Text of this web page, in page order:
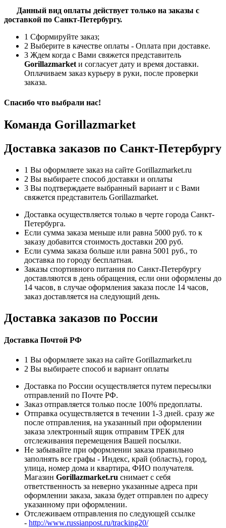
Данный вид оплаты действует только на заказы с
доставкой по Санкт-Петербургу.
1 Сформируйте заказ;
2 Выберите в качестве оплаты - Оплата при доставке.
3 Ждем когда с Вами свяжется представитель
Gorillazmarketи согласует дату и время доставки.
Оплачиваем заказ курьеру в руки, после проверки
заказа.
Спасибо что выбрали нас!
Команда Gorillazmarket
Доставка заказов по Санкт-Петербургу
1 Вы оформляете заказ на сайте Gorillazmarket.ru
2 Вы выбираете способ доставки и оплаты
3 Вы подтверждаете выбранный вариант и с Вами
свяжется представитель Gorillazmarket.
Доставка осуществляется только в черте города Санкт-
Петербурга.
Если сумма заказа меньше или равна 5000 руб. то к
заказу добавится стоимость доставки 200 руб.
Если сумма заказа больше или равна 5001 руб., то
доставка по городу бесплатная.
Заказы спортивного питания по Санкт-Петербургу
доставляются в день обращения, если они оформлены до
14 часов, в случае оформления заказа после 14 часов,
заказ доставляется на следующий день.
Доставка заказов по России
Доставка Почтой РФ
1 Вы оформляете заказ на сайте Gorillazmarket.ru
2 Вы выбираете способ и вариант оплаты
Доставка по России осуществляется путем пересылки
отправлений по Почте РФ.
Заказ отправляется только после 100% предоплаты.
Отправка осуществляется в течении 1-3 дней. сразу же
после отправления, на указанный при оформлении
заказа электронный ящик отправим ТРЕК для
отслеживания перемещения Вашей посылки.
Не забывайте при оформлении заказа правильно
заполнять все графы - Индекс, край (область), город,
улица, номер дома и квартира, ФИО получателя.
Магазин Gorillazmarket.ru снимает с себя
ответственность за неверно указанные адреса при
оформлении заказа, заказа будет отправлен по адресу
указанному при оформлении.
Отслеживаем отправления по следующей ссылке
- http://www.russianpost.ru/tracking20/